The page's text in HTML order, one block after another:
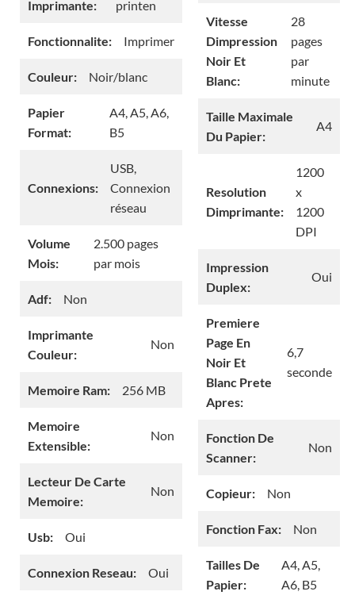
Imprimante: printen
Fonctionnalite: Imprimer
Couleur: Noir/blanc
Papier
Format:
A4, A5, A6,
B5
Connexions:
USB,
Connexion
réseau
Volume
Mois:
2.500 pages
par mois
Adf: Non
Imprimante
Couleur:
Non
Memoire Ram: 256 MB
Memoire
Extensible:
Non
Lecteur De Carte
Memoire:
Non
Usb: Oui
Connexion Reseau: Oui
Vitesse
Dimpression
Noir Et
Blanc:
28
pages
par
minute
Taille Maximale
Du Papier:
A4
Resolution
Dimprimante:
1200
x
1200
DPI
Impression
Duplex:
Oui
Premiere
Page En
Noir Et
Blanc Prete
Apres:
6,7
seconde
Fonction De
Scanner:
Non
Copieur: Non
Fonction Fax: Non
Tailles De
Papier:
A4, A5,
A6, B5